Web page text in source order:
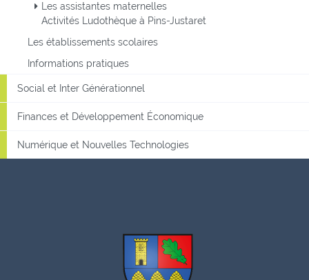
Les assistantes maternelles
Activités Ludothèque à Pins-Justaret
Les établissements scolaires
Informations pratiques
Social et Inter Générationnel
Finances et Développement Économique
Numérique et Nouvelles Technologies